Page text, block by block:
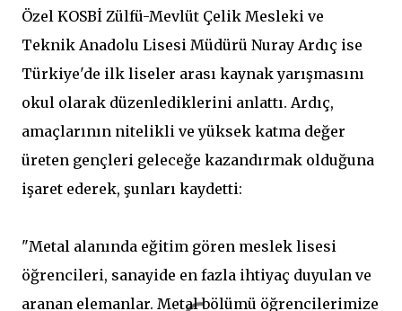
Özel KOSBİ Zülfü-Mevlüt Çelik Mesleki ve
Teknik Anadolu Lisesi Müdürü Nuray Ardıç ise
Türkiye'de ilk liseler arası kaynak yarışmasını
okul olarak düzenlediklerini anlattı. Ardıç,
amaçlarının nitelikli ve yüksek katma değer
üreten gençleri geleceğe kazandırmak olduğuna
işaret ederek, şunları kaydetti:
"Metal alanında eğitim gören meslek lisesi
öğrencileri, sanayide en fazla ihtiyaç duyulan ve
aranan elemanlar. Metal bölümü öğrencilerimize